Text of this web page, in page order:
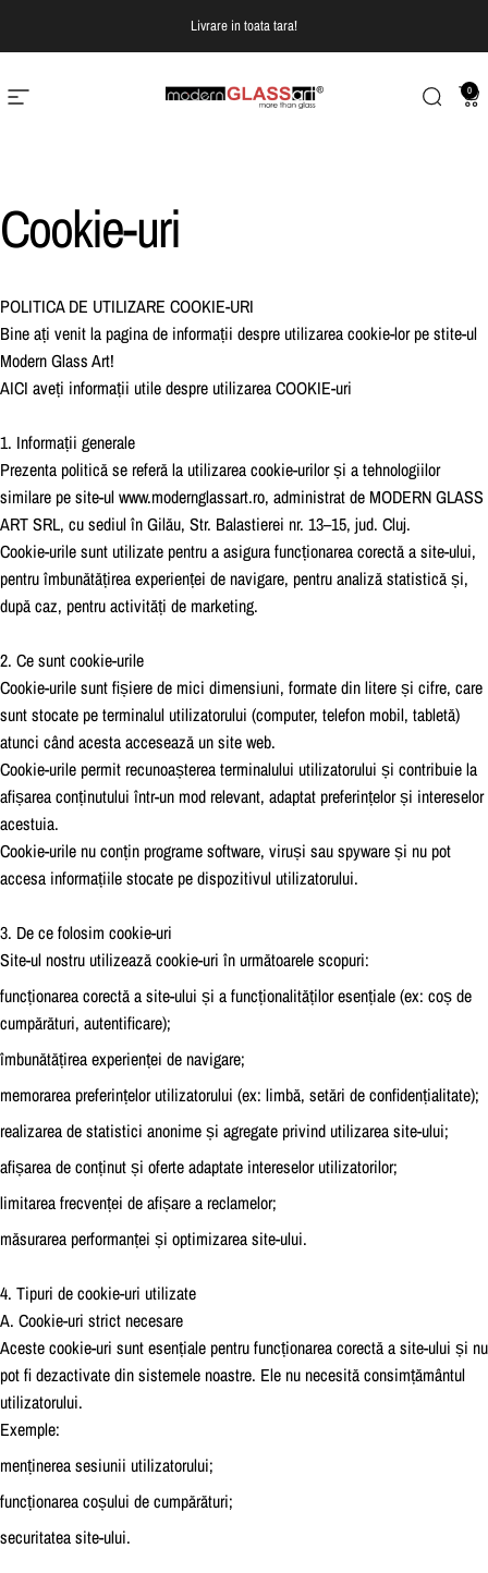
Livrare in toata tara!
Navigare pe site Modern Glass Art Cautare
0
Cookie-uri
POLITICA DE UTILIZARE COOKIE-URI
Bine ați venit la pagina de informații despre utilizarea cookie-lor pe stite-ul
Modern Glass Art!
AICI aveți informații utile despre utilizarea COOKIE-uri
1. Informații generale
Prezenta politică se referă la utilizarea cookie-urilor și a tehnologiilor
similare pe site-ulwww.modernglassart.ro, administrat de MODERN GLASS
ART SRL, cu sediul în Gilău, Str. Balastierei nr. 13–15, jud. Cluj.
Cookie-urile sunt utilizate pentru a asigura funcționarea corectă a site-ului,
pentru îmbunătățirea experienței de navigare, pentru analiză statistică și,
după caz, pentru activități de marketing.
2. Ce sunt cookie-urile
Cookie-urile sunt fișiere de mici dimensiuni, formate din litere și cifre, care
sunt stocate pe terminalul utilizatorului (computer, telefon mobil, tabletă)
atunci când acesta accesează un site web.
Cookie-urile permit recunoașterea terminalului utilizatorului și contribuie la
afișarea conținutului într-un mod relevant, adaptat preferințelor și intereselor
acestuia.
Cookie-urile nu conțin programe software, viruși sau spyware și nu pot
accesa informațiile stocate pe dispozitivul utilizatorului.
3. De ce folosim cookie-uri
Site-ul nostru utilizează cookie-uri în următoarele scopuri:
funcționarea corectă a site-ului și a funcționalităților esențiale (ex: coș de
cumpărături, autentificare);
îmbunătățirea experienței de navigare;
memorarea preferințelor utilizatorului (ex: limbă, setări de confidențialitate);
realizarea de statistici anonime și agregate privind utilizarea site-ului;
afișarea de conținut și oferte adaptate intereselor utilizatorilor;
limitarea frecvenței de afișare a reclamelor;
măsurarea performanței și optimizarea site-ului.
4. Tipuri de cookie-uri utilizate
A. Cookie-uri strict necesare
Aceste cookie-uri sunt esențiale pentru funcționarea corectă a site-ului și nu
pot fi dezactivate din sistemele noastre. Ele nu necesită consimțământul
utilizatorului.
Exemple:
menținerea sesiunii utilizatorului;
funcționarea coșului de cumpărături;
securitatea site-ului.